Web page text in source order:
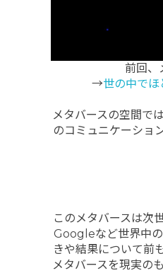
前回、
→世の中でほ
メタバースの空間で
のコミュニケーショ
このメタバースは次
Googleなど世界中
きや結果について前
メタバースを現実の